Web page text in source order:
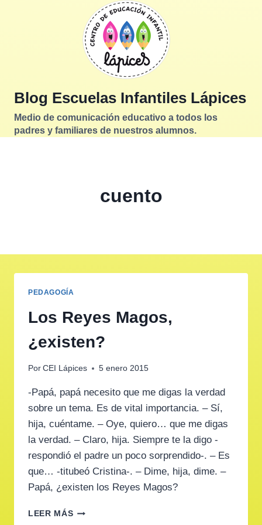
Blog Escuelas Infantiles Lápices
Medio de comunicación educativo a todos los
padres y familiares de nuestros alumnos.
cuento
PEDAGOGÍA
Los Reyes Magos,
¿existen?
Por CEI Lápices 5 enero 2015
-Papá, papá necesito que me digas la verdad
sobre un tema. Es de vital importancia. – Sí,
hija, cuéntame. – Oye, quiero… que me digas
la verdad. – Claro, hija. Siempre te la digo -
respondió el padre un poco sorprendido-. – Es
que… -titubeó Cristina-. – Dime, hija, dime. –
Papá, ¿existen los Reyes Magos?
LEER MÁSLOS